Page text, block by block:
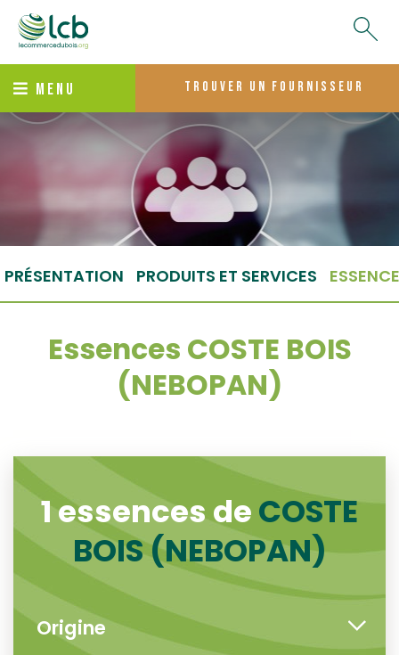
MENU trouver un fournisseur
PRÉSENTATION PRODUITS ET SERVICES
Essences COSTE BOIS
(NEBOPAN)
1 essences deCOSTE
BOIS (NEBOPAN)